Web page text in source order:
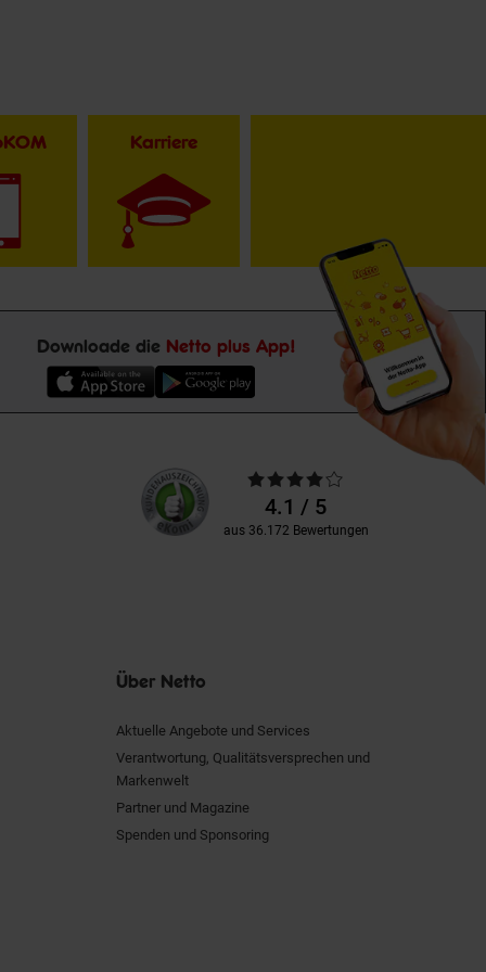
Karriere
Downloade die Netto plus App!
Unsere
Kundenbewertungen
Durchschnittliche
Bewertungen4.1 / 5
aus 36.172 Bewertungen
Über Netto
Aktuelle Angebote und Services
Verantwortung, Qualitätsversprechen und
Markenwelt
Partner und Magazine
Spenden und Sponsoring